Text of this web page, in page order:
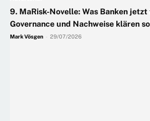
9. MaRisk-Novelle: Was Banken
Governance und Nachweise klären
Mark Vösgen 29/07/2026